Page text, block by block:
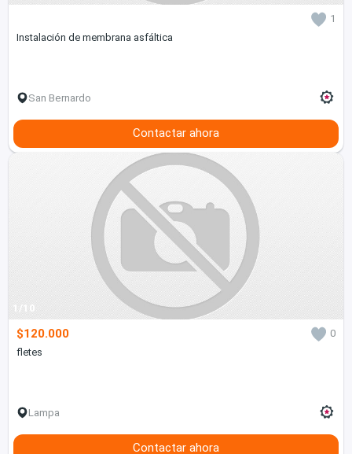
1
Instalación de membrana asfáltica
San Bernardo
Contactar ahora
1/10
$120.000
0
fletes
Lampa
Contactar ahora